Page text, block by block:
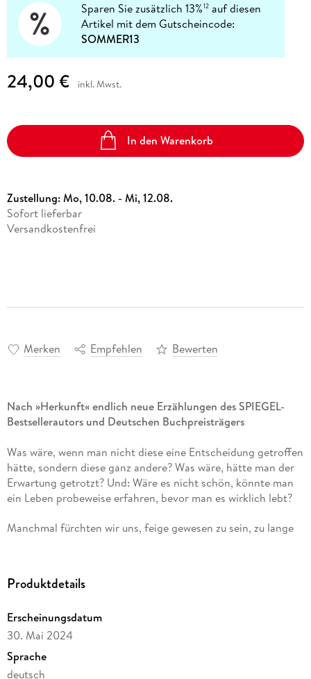
Sparen Sie zusätzlich 13%12 auf diesen
Artikel mit dem Gutscheincode:
SOMMER13
24,00 € inkl. Mwst.
In den Warenkorb
Zustellung:Mo, 10.08. - Mi, 12.08.
Sofort lieferbar
Versandkostenfrei
Merken Empfehlen Bewerten
Nach »Herkunft« endlich neue Erzählungen des SPIEGEL-
Bestsellerautors und Deutschen Buchpreisträgers
Was wäre, wenn man nicht diese eine Entscheidung getroffen
hätte, sondern diese ganz andere? Was wäre, hätte man der
Erwartung getrotzt? Und: Wäre es nicht schön, könnte man
ein Leben probeweise erfahren, bevor man es wirklich lebt?
Manchmal fürchten wir uns, feige gewesen zu sein, zu lange
Erzählungen von Sasa Stanisic widmen sich diesem
an denen man doch auch einmal einen überraschenderen
Weg hätte gehen, eine unübliche Wahl hätte treffen oder eine
Lüge hätte aussprechen können. So wie die Reinigungskraft,
die beschließt, mit einer Bürste aus Ziegenhaar in der Hand,
Produktdetails
Erscheinungsdatum
30. Mai 2024
Sprache
deutsch